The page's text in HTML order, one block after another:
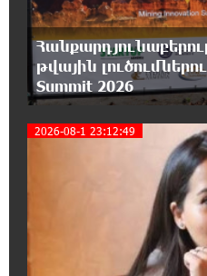
Իսրայելի ՊԲ-ն
«Հըզբոլլահ»-
և պահեստների վրա
18:30:50 6-08-2026
«Ռեալ
18:19:28 6-08-2026
Այսօրվա
առաջարկում
մասնագիտություններ.
թվային
Summit 2026
2026-08-1 23:12:49